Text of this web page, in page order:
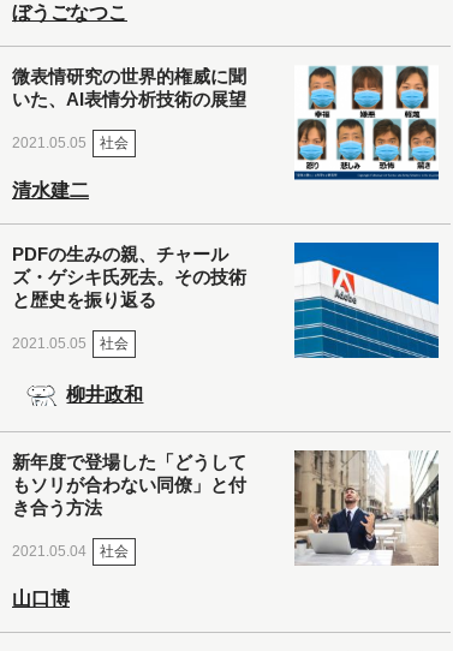
ぼうごなつこ
微表情研究の世界的権威に聞
いた、AI表情分析技術の展望
2021.05.05 社会
清水建二
PDFの生みの親、チャール
ズ・ゲシキ氏死去。その技術
と歴史を振り返る
2021.05.05 社会
柳井政和
新年度で登場した「どうして
もソリが合わない同僚」と付
き合う方法
2021.05.04 社会
山口博